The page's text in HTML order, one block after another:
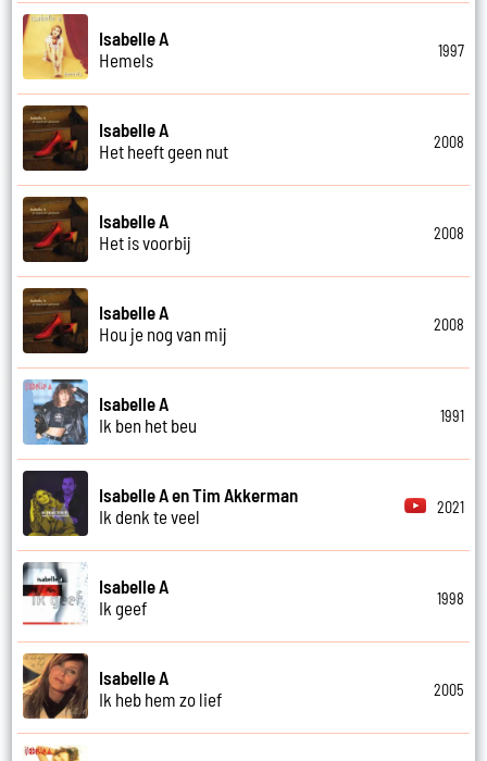
Isabelle A
Hemels
1997
Isabelle A
Het heeft geen nut
2008
Isabelle A
Het is voorbij
2008
Isabelle A
Hou je nog van mij
2008
Isabelle A
Ik ben het beu
1991
Isabelle A en Tim Akkerman
Ik denk te veel
2021
Isabelle A
Ik geef
1998
Isabelle A
Ik heb hem zo lief
2005